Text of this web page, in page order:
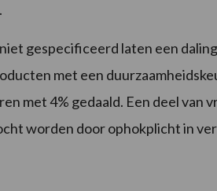
gespecificeerd laten een
met een
met 4% gedaald. Een deel
worden door ophokplicht in